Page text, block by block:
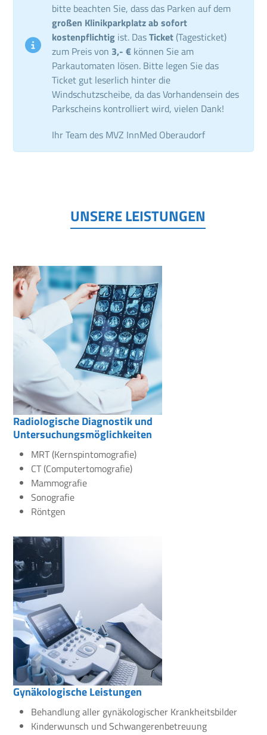
bitte beachten Sie, dass das Parken auf dem
großen Klinikparkplatz ab sofort
kostenpflichtig ist. DasTicket (Tagesticket)
zum Preis von 3,- € können Sie am
Parkautomaten lösen. Bitte legen Sie das
Ticket gut leserlich hinter die
Windschutzscheibe, da das Vorhandensein des
Parkscheins kontrolliert wird, vielen Dank!
Ihr Team des MVZ InnMed Oberaudorf
UNSERE LEISTUNGEN
Radiologische Diagnostik und
Untersuchungsmöglichkeiten
MRT (Kernspintomografie)
CT (Computertomografie)
Mammografie
Sonografie
Röntgen
Gynäkologische Leistungen
Behandlung aller gynäkologischer Krankheitsbilder
Kinderwunsch und Schwangerenbetreuung